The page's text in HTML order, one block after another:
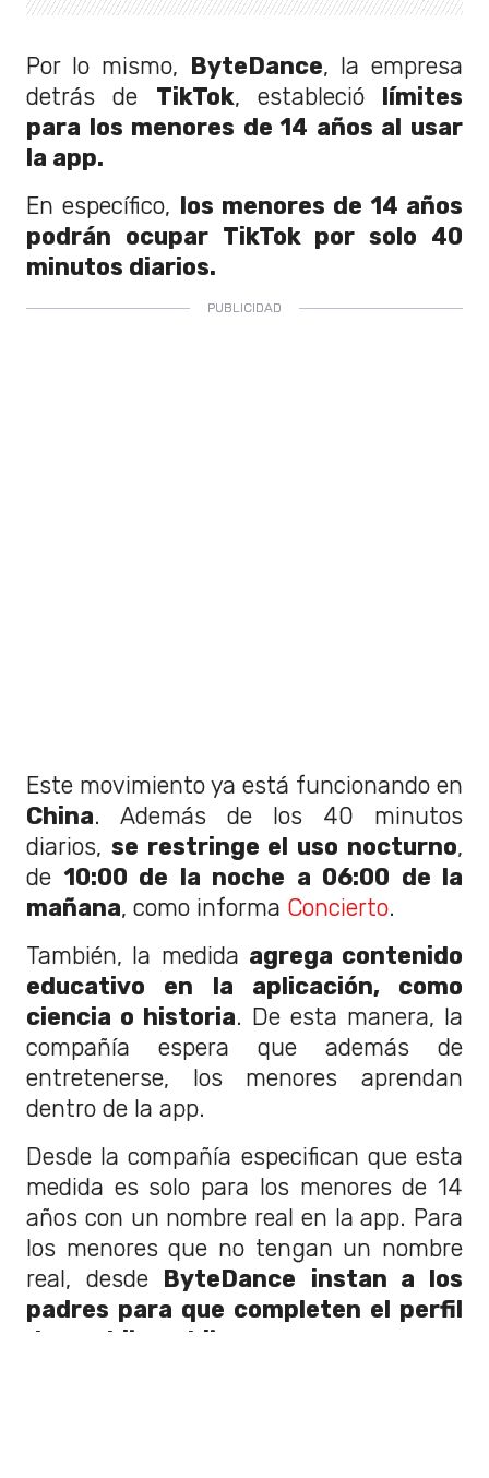
Por lo mismo, ByteDance, la empresa
detrás de TikTok, estableció límites
para los menores de 14 años al usar
la app.
En específico, los menores de 14 años
podrán ocupar TikTok por solo 40
minutos diarios.
Este movimiento ya está funcionando en
China. Además de los 40 minutos
diarios, se restringe el uso nocturno,
de10:00 de la noche a 06:00 de la
mañana, como informa Concierto.
También, la medida agrega contenido
educativo en la aplicación, como
ciencia o historia. De esta manera, la
compañía espera que además de
entretenerse, los menores aprendan
dentro de la app.
Desde la compañía especifican que esta
medida es solo para los menores de 14
años con un nombre real en la app. Para
los menores que no tengan un nombre
real, desde ByteDance
instan a los
padres para que completen el perfil
de sus hijos e hijas.